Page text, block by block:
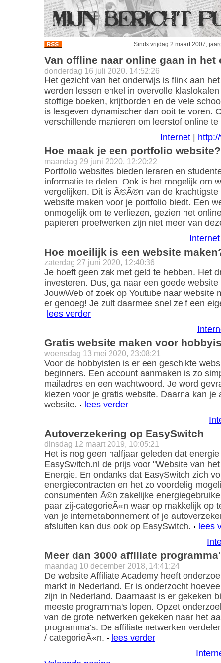
Sinds vrijdag 2 maart 2007,
Van offline naar online gaan in het
donderdag 16 juli 2020, 14:52:26
Het gezicht van het onderwijs is flink aan
werden lessen enkel in overvolle
stoffige boeken, krijtborden en de vele
is lesgeven dynamischer dan ooit te voren.
verschillende manieren om leerstof online
Internet
Hoe maak je een portfolio website?
maandag 29 juni 2020, 12:20:22
Portfolio websites bieden leraren en
informatie te delen. Ook is het mogelijk om
vergelijken. Dit is Ã©Ã©n van de krachtigste
website maken voor je portfolio biedt. Een
onmogelijk om te verliezen, gezien het
papieren proefwerken zijn niet meer van
Internet
Hoe moeilijk is een website
zaterdag 27 juni 2020, 12:40:36
Je hoeft geen zak met geld te hebben. Het
investeren. Dus, ga naar een goede
JouwWeb of zoek op Youtube naar website
er genoeg! Je zult daarmee snel zelf een
lees verder
Gratis website maken voor
woensdag 13 mei 2020, 23:08:21
Voor de hobbyisten is er een geschikte
beginners. Een account aanmaken is zo
mailadres en een wachtwoord. Je word
kiezen voor je gratis website. Daarna kan je
website.
lees verder
Autoverzekering op EasySwitch
dinsdag 12 maart 2019, 10:05:21
Het is nog geen halfjaar geleden dat
EasySwitch.nl de prijs voor "Website van
Energie. En ondanks dat EasySwitch zich
energiecontracten en het zo voordelig
consumenten Ã©n zakelijke
paar zij-categorieÃ«n waar op makkelijk op
van je internetabonnement of je
afsluiten kan dus ook op EasySwitch.
lees
Meer dan 3000 affiliate
maandag 10 december 2018, 14:41:24
De website Affiliate Academy heeft
markt in Nederland. Er is onderzocht
zijn in Nederland. Daarnaast is er gekeken
meeste programma's lopen. Opzet
van de grote netwerken gekeken naar het
programma's. De affiliate netwerken
/ categorieÃ«n.
lees verder